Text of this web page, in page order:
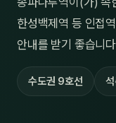
한성백제역 등 인접
안내를 받기 좋습니
수도권 9호선